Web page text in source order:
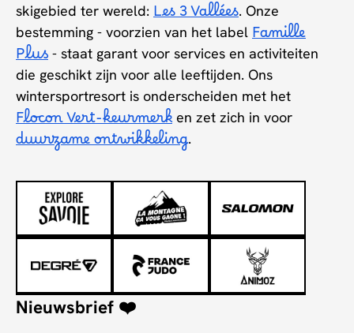
skigebied ter wereld: Les 3 Vallées. Onze
bestemming - voorzien van het label Famille
Plus - staat garant voor services en activiteiten
die geschikt zijn voor alle leeftijden. Ons
wintersportresort is onderscheiden met het
Flocon Vert-keurmerk en zet zich in voor
duurzame ontwikkeling.
Nieuwsbrief ❤️